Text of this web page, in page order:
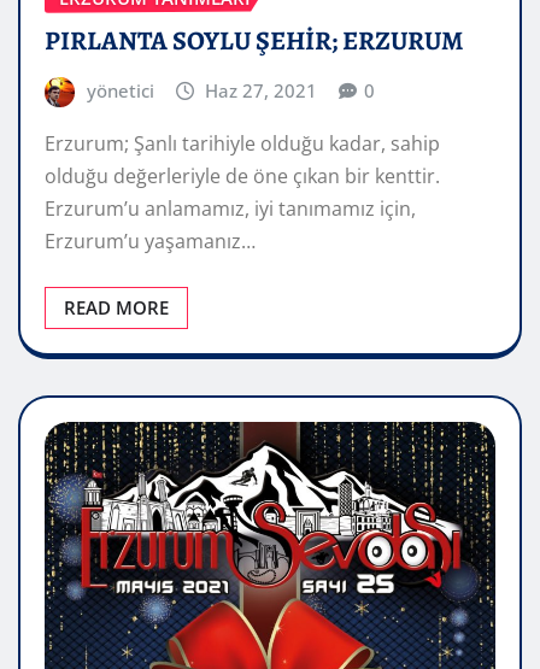
PIRLANTA SOYLU ŞEHİR; ERZURUM
yönetici Haz 27, 2021 0
Erzurum; Şanlı tarihiyle olduğu kadar, sahip
olduğu değerleriyle de öne çıkan bir kenttir.
Erzurum’u anlamamız, iyi tanımamız için,
Erzurum’u yaşamanız…
READ MORE